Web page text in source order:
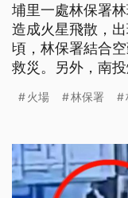
埔里一處林保署
造成火星飛散，
頃，林保署結合
救災。另外，南
快就被撲滅。
火場 林保署